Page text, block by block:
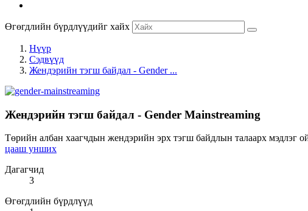
Өгөгдлийн бүрдлүүдийг хайх
Нүүр
Сэдвүүд
Жендэрийн тэгш байдал - Gender ...
Жендэрийн тэгш байдал - Gender Mainstreaming
Төрийн албан хаагчдын жендэрийн эрх тэгш байдлын талаарх мэдлэг
цааш унших
Дагагчид
3
Өгөгдлийн бүрдлүүд